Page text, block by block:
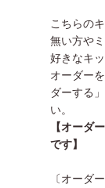
こちらの
無い方や
好きなキ
オーダー
ダーする
い。
【オーダ
です】
〔オーダ